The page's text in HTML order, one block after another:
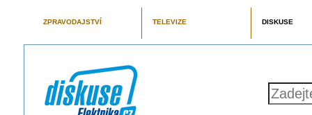
ZPRAVODAJSTVÍ TELEVIZE DISKUSE